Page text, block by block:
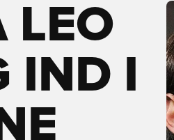
LEO
I